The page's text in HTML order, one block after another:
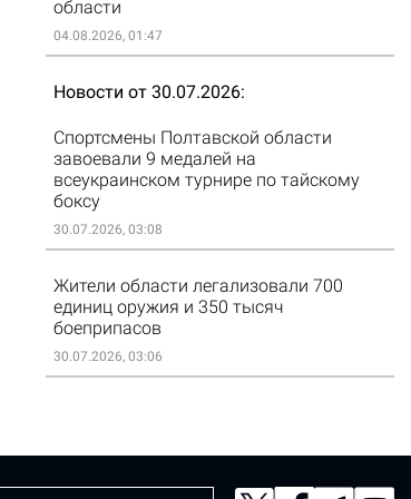
области
04.08.2026, 01:47
Новости от 30.07.2026
Спортсмены Полтавской области
завоевали 9 медалей на
всеукраинском турнире по тайскому
боксу
30.07.2026, 03:08
Жители области легализовали 700
единиц оружия и 350 тысяч
боеприпасов
30.07.2026, 03:06